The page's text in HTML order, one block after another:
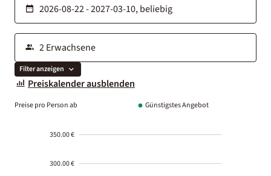
Filter anzeigen
Preiskalender ausblenden
Preise pro Person ab Günstigstes Angebot
350.00 €
300.00 €